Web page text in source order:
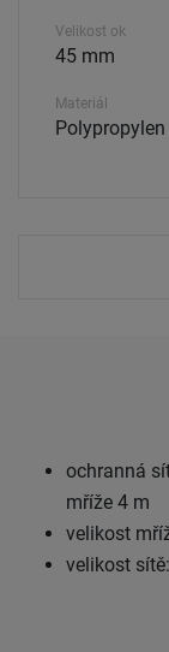
Velikost ok
45 mm
Materiál
Polypropylen
ochranná
mříže 4 m
velikost
velikost